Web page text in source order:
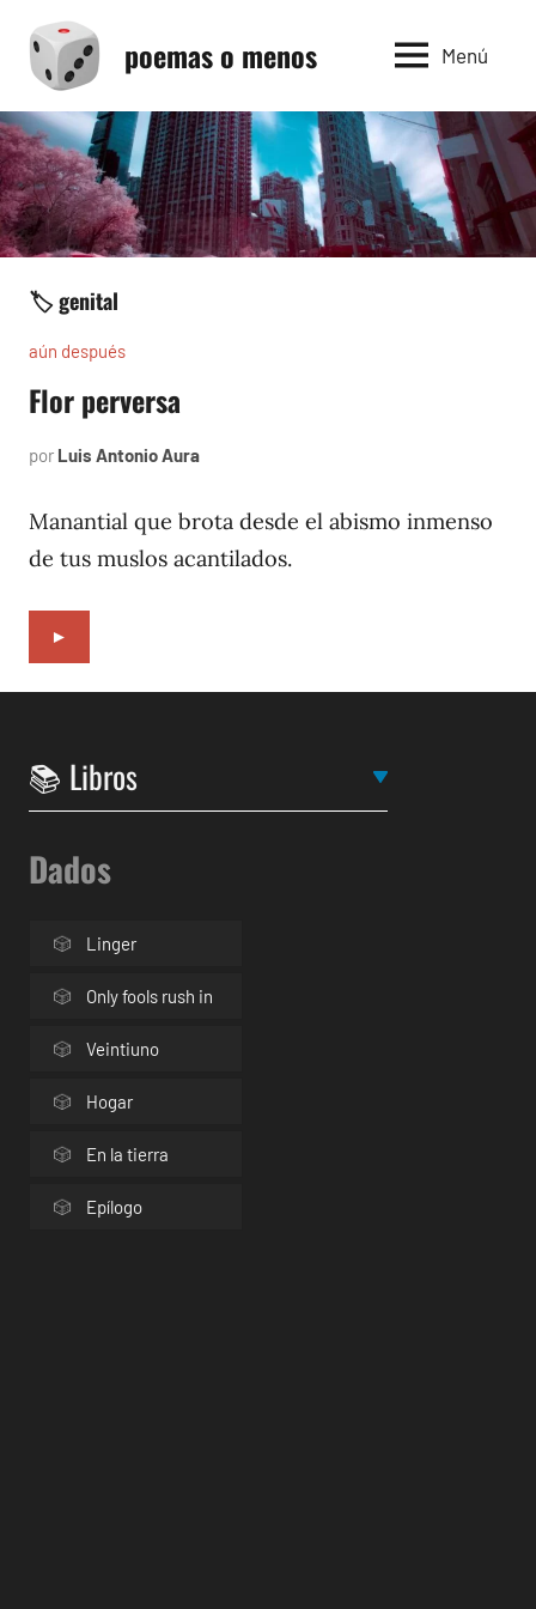
contenido
poemas o menos Menú
🏷️ genital
aún después
Flor perversa
por Luis Antonio Aura
2004
Manantial que brota desde el abismo inmenso
de tus muslos acantilados.
►
Dados
Linger
Only fools rush in
Veintiuno
Hogar
En la tierra
Epílogo